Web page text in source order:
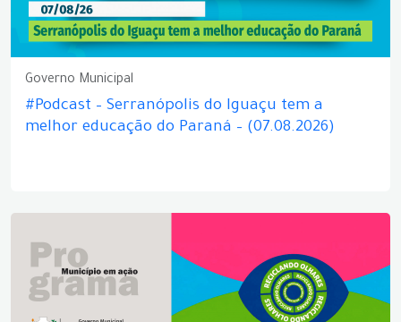
Governo Municipal
#Podcast – Serranópolis do Iguaçu tem a
melhor educação do Paraná – (07.08.2026)